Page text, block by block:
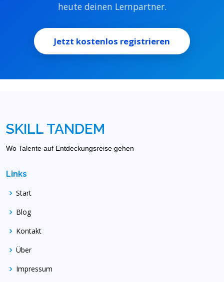
heute deinen Lernpartner.
Jetzt kostenlos registrieren
SKILL TANDEM
Wo Talente auf Entdeckungsreise gehen
Links
Start
Blog
Kontakt
Über
Impressum